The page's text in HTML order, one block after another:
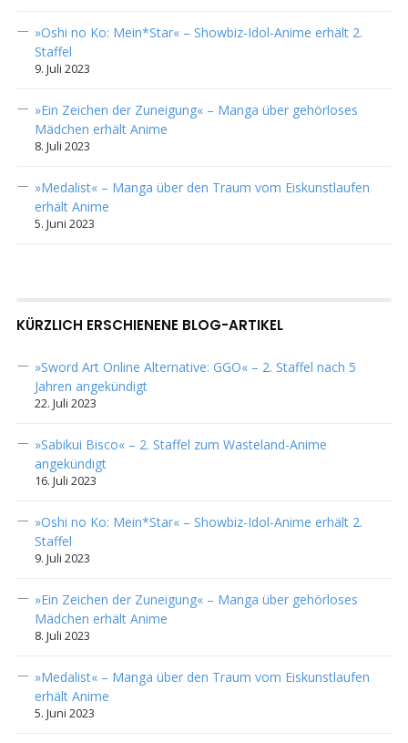
»Oshi no Ko: Mein*Star« – Showbiz-Idol-Anime erhält 2.
Staffel
9. Juli 2023
»Ein Zeichen der Zuneigung« – Manga über gehörloses
Mädchen erhält Anime
8. Juli 2023
»Medalist« – Manga über den Traum vom Eiskunstlaufen
erhält Anime
5. Juni 2023
KÜRZLICH ERSCHIENENE BLOG-ARTIKEL
»Sword Art Online Alternative: GGO« – 2. Staffel nach 5
Jahren angekündigt
22. Juli 2023
»Sabikui Bisco« – 2. Staffel zum Wasteland-Anime
angekündigt
16. Juli 2023
»Oshi no Ko: Mein*Star« – Showbiz-Idol-Anime erhält 2.
Staffel
9. Juli 2023
»Ein Zeichen der Zuneigung« – Manga über gehörloses
Mädchen erhält Anime
8. Juli 2023
»Medalist« – Manga über den Traum vom Eiskunstlaufen
erhält Anime
5. Juni 2023